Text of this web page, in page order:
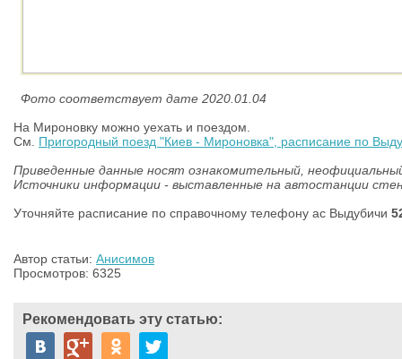
Фото соответствует дате 2020.01.04
На Мироновку можно уехать и поездом.
См. Пригородный поезд "Киев - Мироновка", расписание по
Приведенные данные носят ознакомительный,
Источники информации - выставленные на автостанции
Уточняйте расписание по справочному телефону ас Выдубичи
Автор статьи: Анисимов
Просмотров: 6325
Рекомендовать эту статью: